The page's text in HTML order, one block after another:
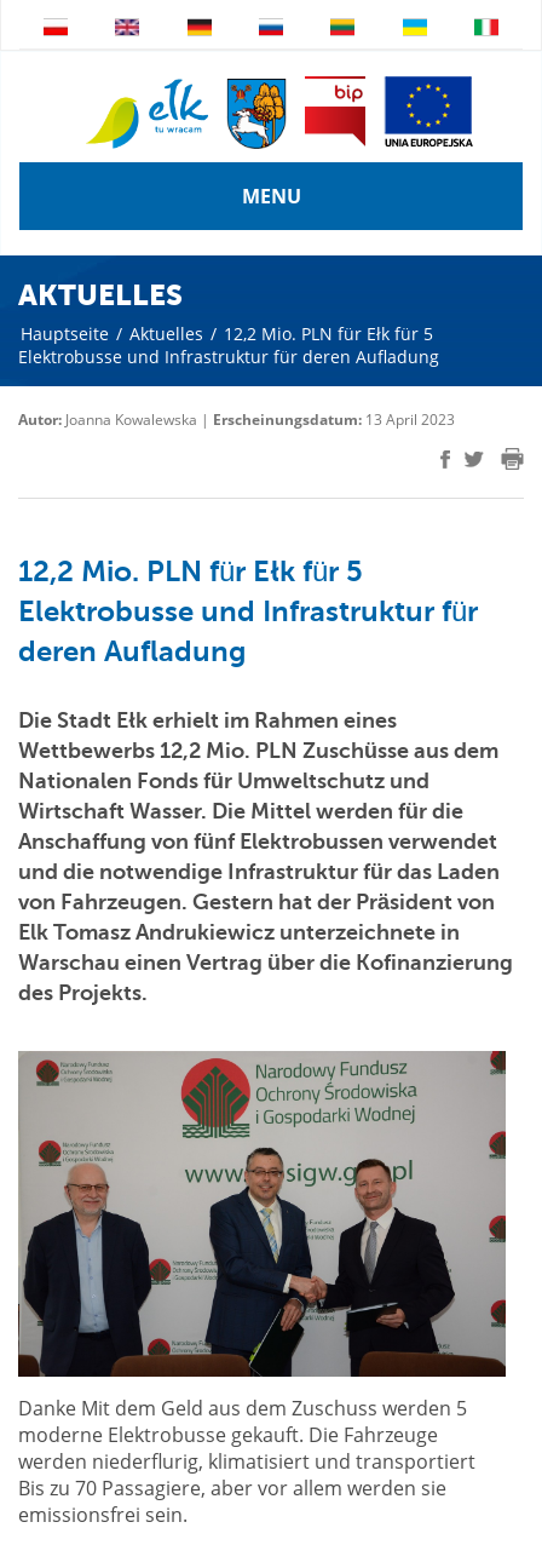
MENU
AKTUELLES
Hauptseite / Aktuelles / 12,2 Mio. PLN für Ełk für 5
Elektrobusse und Infrastruktur für deren Aufladung
Autor: Joanna Kowalewska | Erscheinungsdatum: 13 April 2023
12,2 Mio. PLN für Ełk für 5
Elektrobusse und Infrastruktur für
deren Aufladung
Die Stadt Ełk erhielt im Rahmen eines
Wettbewerbs 12,2 Mio. PLN Zuschüsse aus dem
Nationalen Fonds für Umweltschutz und
Wirtschaft Wasser. Die Mittel werden für die
Anschaffung von fünf Elektrobussen verwendet
und die notwendige Infrastruktur für das Laden
von Fahrzeugen. Gestern hat der Präsident von
Elk Tomasz Andrukiewicz unterzeichnete in
Warschau einen Vertrag über die Kofinanzierung
des Projekts.
Danke Mit dem Geld aus dem Zuschuss werden 5
moderne Elektrobusse gekauft. Die Fahrzeuge
werden niederflurig, klimatisiert und transportiert
Bis zu 70 Passagiere, aber vor allem werden sie
emissionsfrei sein.